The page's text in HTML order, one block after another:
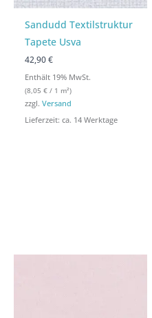
Sandudd Textilstruktur
Tapete Usva
42,90 €
Enthält 19% MwSt.
(8,05€ / 1 m²)
zzgl.Versand
Lieferzeit: ca. 14 Werktage